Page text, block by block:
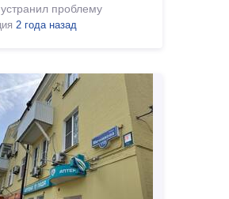
проблему
2 года назад